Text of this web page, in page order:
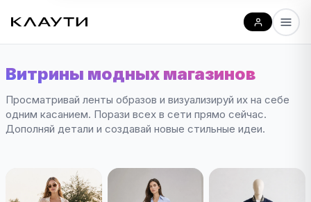
Витрины модных магазинов
Просматривай ленты образов и визуализируй их на себе
одним касанием. Порази всех в сети прямо сейчас.
Дополняй детали и создавай новые стильные идеи.